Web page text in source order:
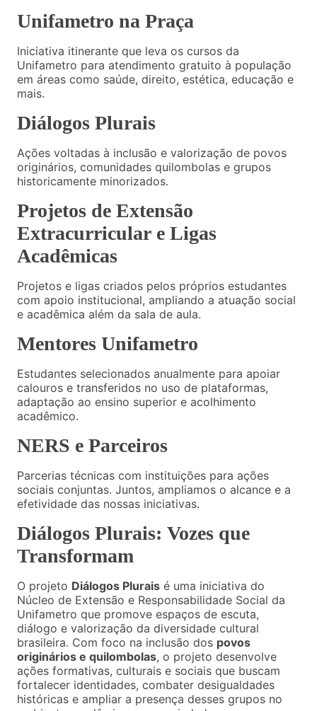
Unifametro na Praça
Iniciativa itinerante que leva os cursos da
Unifametro para atendimento gratuito à população
em áreas como saúde, direito, estética, educação e
mais.
Diálogos Plurais
Ações voltadas à inclusão e valorização de povos
originários, comunidades quilombolas e grupos
historicamente minorizados.
Projetos de Extensão
Extracurricular e Ligas
Acadêmicas
Projetos e ligas criados pelos próprios estudantes
com apoio institucional, ampliando a atuação social
e acadêmica além da sala de aula.
Mentores Unifametro
Estudantes selecionados anualmente para apoiar
calouros e transferidos no uso de plataformas,
adaptação ao ensino superior e acolhimento
acadêmico.
NERS e Parceiros
Parcerias técnicas com instituições para ações
sociais conjuntas. Juntos, ampliamos o alcance e a
efetividade das nossas iniciativas.
Diálogos Plurais: Vozes que
Transformam
O projeto Diálogos Plurais é uma iniciativa do
Núcleo de Extensão e Responsabilidade Social da
Unifametro que promove espaços de escuta,
diálogo e valorização da diversidade cultural
brasileira. Com foco na inclusão dos povos
originários e quilombolas, o projeto desenvolve
ações formativas, culturais e sociais que buscam
fortalecer identidades, combater desigualdades
históricas e ampliar a presença desses grupos no